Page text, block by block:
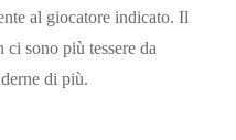
al giocatore indicato. Il
sono più tessere da
di più.